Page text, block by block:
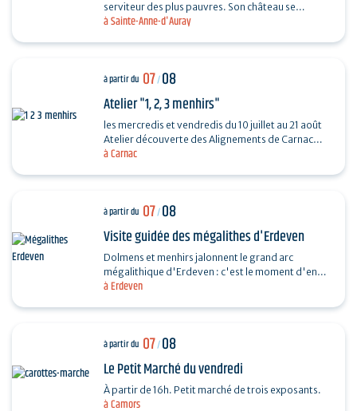
à Sainte-Anne-d'Auray
serviteur des plus pauvres. Son château se
transforme en refuge, sa vie en offrande.
à Carnac
à partir du 07/08
Atelier "1, 2, 3 menhirs"
les mercredis et vendredis du 10 juillet au 21 août
Atelier découverte des Alignements de Carnac
destiné aux enfants de 4 à 6 ans en compagnie
à Erdeven
à partir du 07/08
Visite guidée des mégalithes d'Erdeven
Dolmens et menhirs jalonnent le grand arc
mégalithique d'Erdeven : c'est le moment d'en
découvrir un peu plus. Des Alignements de
à Camors
à partir du 07/08
Le Petit Marché du vendredi
À partir de 16h. Petit marché de trois exposants.